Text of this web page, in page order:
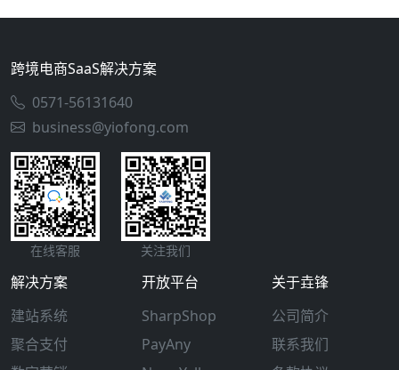
跨境电商SaaS解决方案
0571-56131640
business@yiofong.com
在线客服 关注我们
解决方案
建站系统
聚合支付
开放平台
SharpShop
PayAny
关于垚锋
公司简介
联系我们